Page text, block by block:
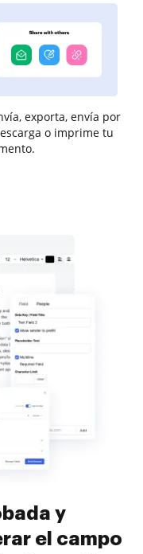
exporta, envía por
o imprime tu
y
el campo